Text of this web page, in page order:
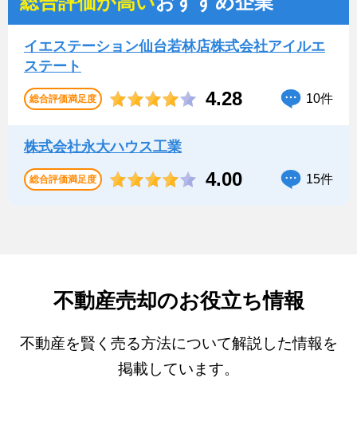
イエステーション仙台若林店株式会社アイルエ
ステート
総合評価満足度 4.28 10件
株式会社永大ハウス工業
総合評価満足度 4.00 15件
不動産売却のお役立ち情報
不動産を賢く売る方法について解説した情報を
掲載しています。